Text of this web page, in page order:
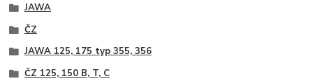
JAWA
ČZ
JAWA 125, 175 typ 355, 356
ČZ 125, 150 B, T, C